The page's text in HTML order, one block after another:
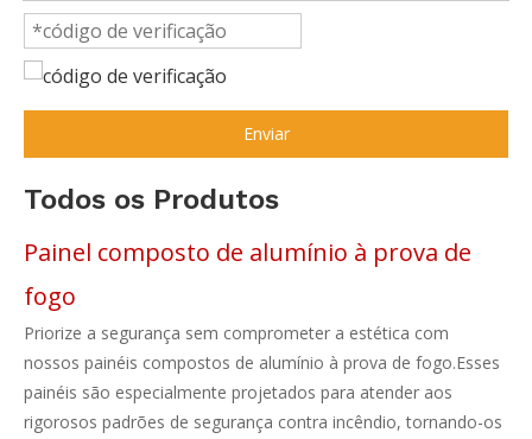
Enviar
Todos os Produtos
Painel composto de alumínio à prova de
fogo
Priorize a segurança sem comprometer a estética com
nossos painéis compostos de alumínio à prova de fogo.Esses
painéis são especialmente projetados para atender aos
rigorosos padrões de segurança contra incêndio, tornando-os